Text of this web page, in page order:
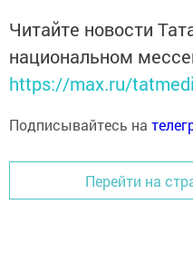
Читайте новости
национальном
https://max.ru/
Подписывайтесь на
Перейти на